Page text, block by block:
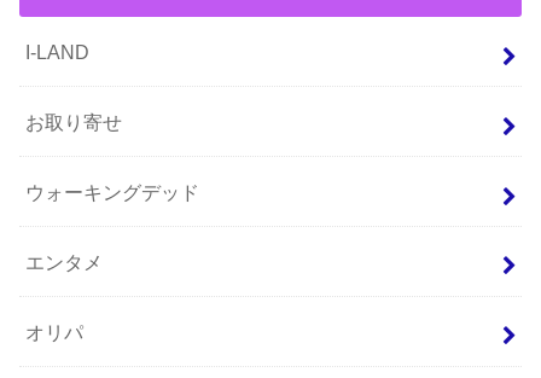
I-LAND
お取り寄せ
ウォーキングデッド
エンタメ
オリパ